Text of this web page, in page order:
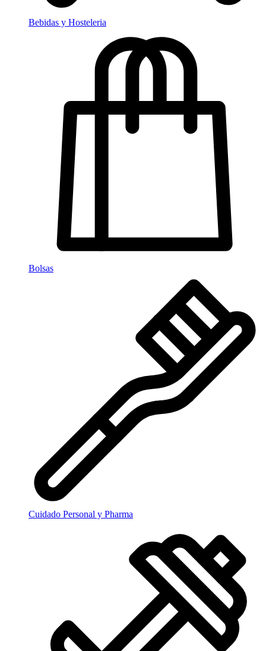
Bebidas y Hosteleria
Bolsas
Cuidado Personal y Pharma